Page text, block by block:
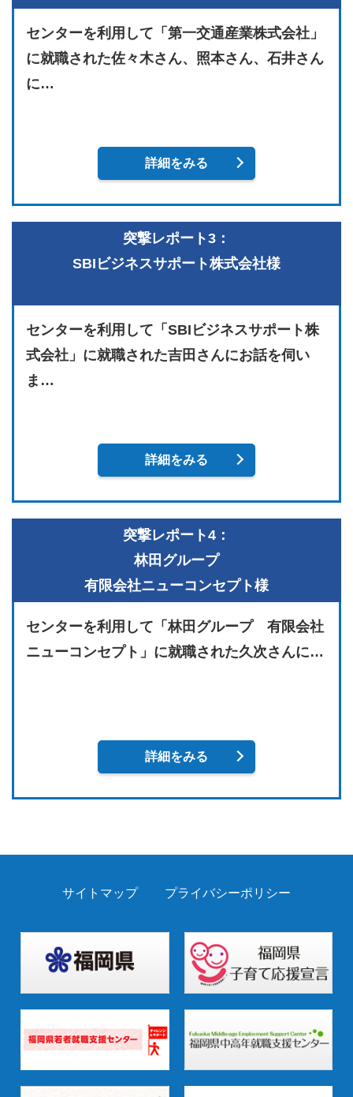
センターを利用して「第一交通産業株式会社」
に就職された佐々木さん、照本さん、石井さん
に…
詳細をみる
突撃レポート3：
SBIビジネスサポート株式会社様
センターを利用して「SBIビジネスサポート株
式会社」に就職された吉田さんにお話を伺い
ま…
詳細をみる
突撃レポート4：
林田グループ
有限会社ニューコンセプト様
センターを利用して「林田グループ 有限会社
ニューコンセプト」に就職された久次さんに…
詳細をみる
サイトマップ プライバシーポリシー